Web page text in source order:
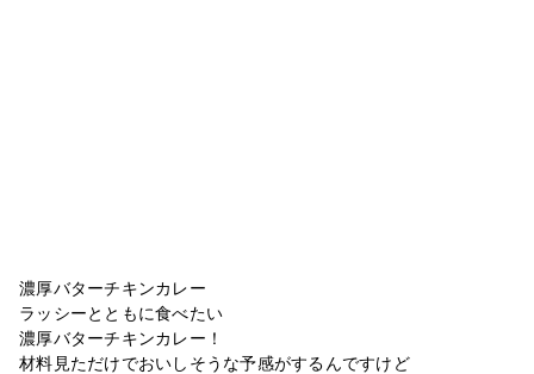
濃厚バターチキンカレー
ラッシーとともに食べたい
濃厚バターチキンカレー！
材料見ただけでおいしそうな予感がするんですけど